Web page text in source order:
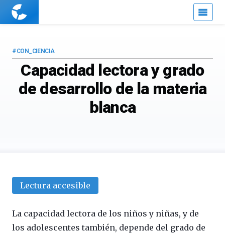
Cuaderno
Capacidad lectora y grado
de desarrollo de la materia
blanca
#CON_CIENCIA
Lectura accesible
La capacidad lectora de los niños y niñas, y de
los adolescentes también, depende del grado de